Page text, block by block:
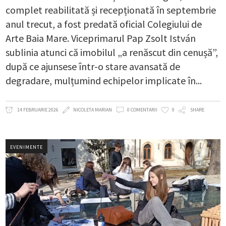
complet reabilitată și recepționată în septembrie
anul trecut, a fost predată oficial Colegiului de
Arte Baia Mare. Viceprimarul Pap Zsolt István
sublinia atunci că imobilul „a renăscut din cenușă”,
după ce ajunsese într-o stare avansată de
degradare, mulțumind echipelor implicate în
14 FEBRUARIE 2026 NICOLETA MARIAN 0 COMENTARII 0 SHARE
EVENIMENTE